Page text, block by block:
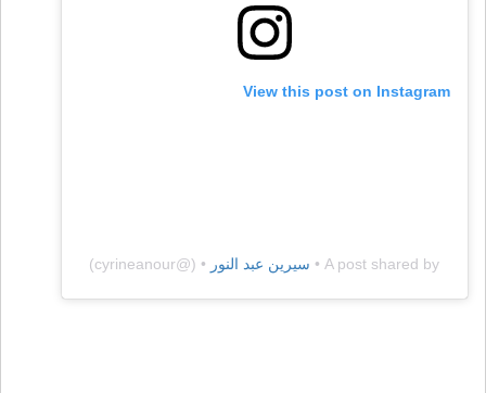
View this post on Instagram
A post shared by • سيرين عبد النور • (@cyrineanour)